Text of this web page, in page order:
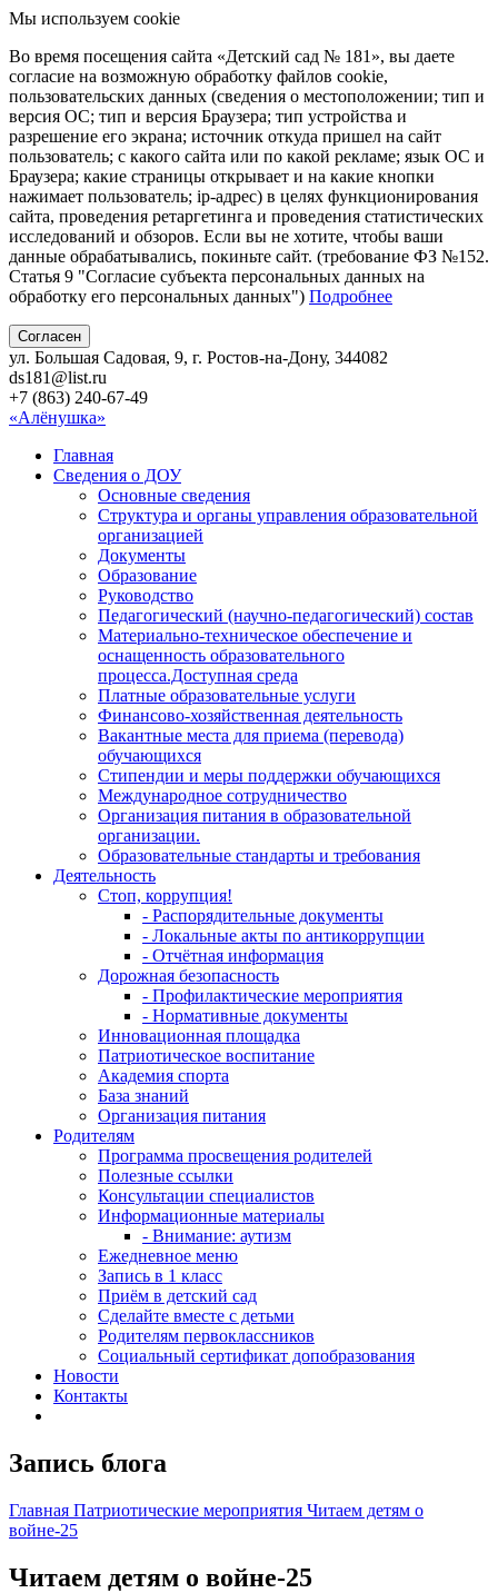
Мы используем cookie
Во время посещения сайта «Детский сад № 181», вы даете
согласие на возможную обработку файлов cookie,
пользовательских данных (сведения о местоположении; тип и
версия ОС; тип и версия Браузера; тип устройства и
разрешение его экрана; источник откуда пришел на сайт
пользователь; с какого сайта или по какой рекламе; язык ОС и
Браузера; какие страницы открывает и на какие кнопки
нажимает пользователь; ip-адрес) в целях функционирования
сайта, проведения ретаргетинга и проведения статистических
исследований и обзоров. Если вы не хотите, чтобы ваши
данные обрабатывались, покиньте сайт. (требование ФЗ №152.
Статья 9 "Согласие субъекта персональных данных на
обработку его персональных данных") Подробнее
Согласен
ул. Большая Садовая, 9, г. Ростов-на-Дону, 344082
ds181@list.ru
+7 (863) 240-67-49
«Алёнушка»
Главная
Сведения о ДОУ
Основные сведения
Структура и органы управления образовательной
организацией
Документы
Образование
Руководство
Педагогический (научно-педагогический) состав
Материально-техническое обеспечение и
оснащенность образовательного
процесса.Доступная среда
Платные образовательные услуги
Финансово-хозяйственная деятельность
Вакантные места для приема (перевода)
обучающихся
Стипендии и меры поддержки обучающихся
Международное сотрудничество
Организация питания в образовательной
организации.
Образовательные стандарты и требования
Деятельность
Стоп, коррупция!
- Распорядительные документы
- Локальные акты по антикоррупции
- Отчётная информация
Дорожная безопасность
- Профилактические мероприятия
- Нормативные документы
Инновационная площадка
Патриотическое воспитание
Академия спорта
База знаний
Организация питания
Родителям
Программа просвещения родителей
Полезные ссылки
Консультации специалистов
Информационные материалы
- Внимание: аутизм
Ежедневное меню
Запись в 1 класс
Приём в детский сад
Сделайте вместе с детьми
Родителям первоклассников
Социальный сертификат допобразования
Новости
Контакты
Запись блога
Главная Патриотические мероприятия Читаем детям о
войне-25
Читаем детям о войне-25